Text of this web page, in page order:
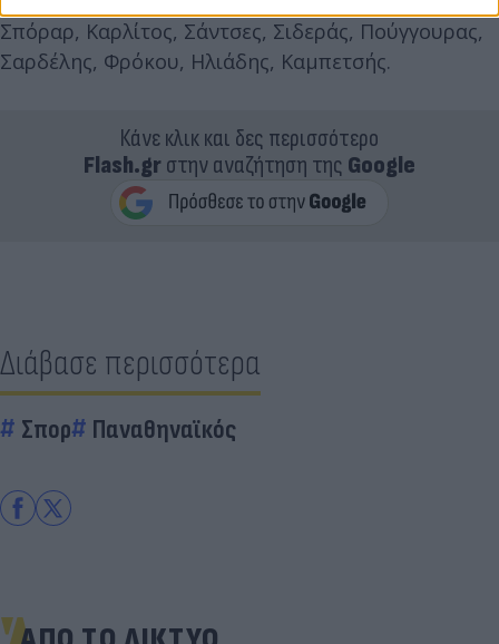
Σπόραρ, Καρλίτος, Σάντσες, Σιδεράς, Πούγγουρας,
Σαρδέλης, Φρόκου, Ηλιάδης, Καμπετσής.
Κάνε κλικ και δες περισσότερο
Flash.grστην αναζήτηση της Google
Διάβασε περισσότερα
Σπορ Παναθηναϊκός